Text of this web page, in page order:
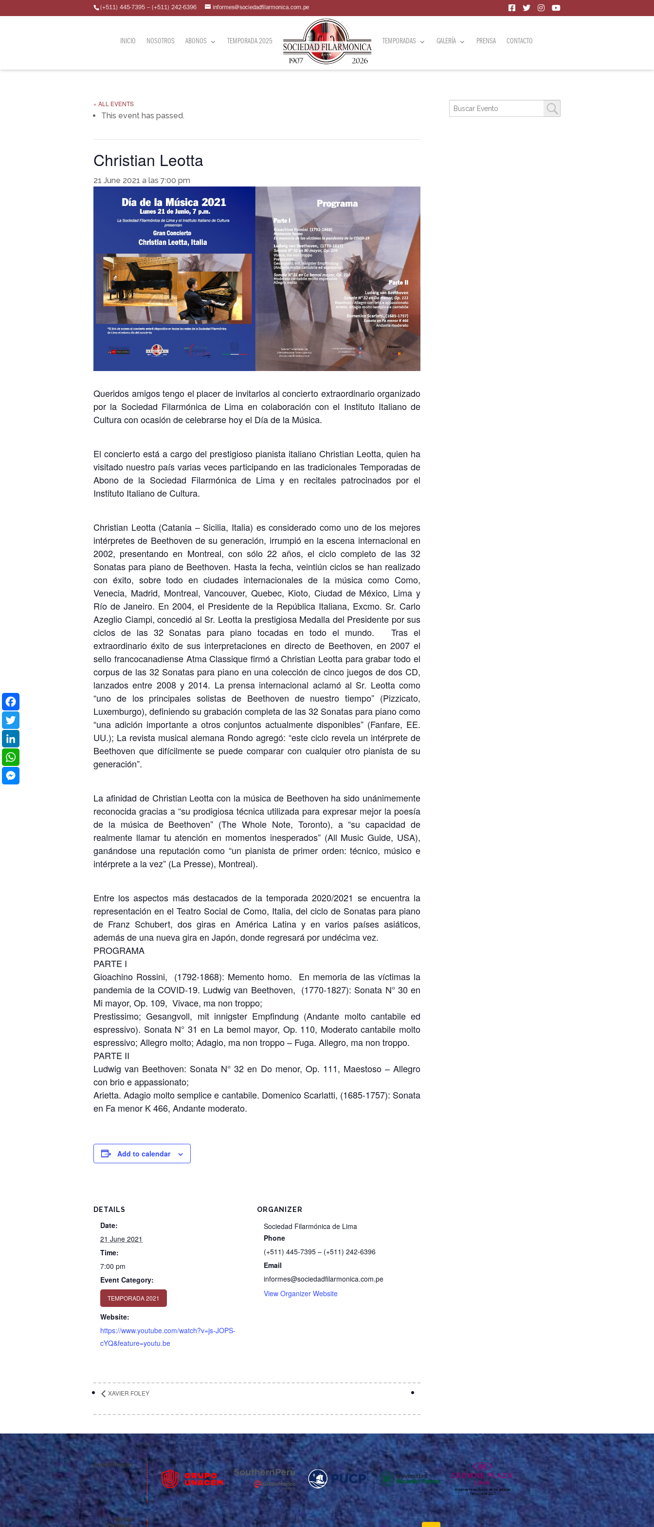
(+511) 445-7395 – (+511) 242-6396 informes@sociedadfilarmonica.com.pe
INICIO NOSOTROS ABONOS TEMPORADA 2025 TEMPORADAS GALERÍA PRENSA CONTACTO
« ALL EVENTS
This event has passed.
Christian Leotta
21 June 2021 a las 7:00 pm
Queridos amigos tengo el placer de invitarlos al concierto extraordinario organizado
por la Sociedad Filarmónica de Lima en colaboración con el Instituto Italiano de
Cultura con ocasión de celebrarse hoy el Día de la Música.
El concierto está a cargo del prestigioso pianista italiano Christian Leotta, quien ha
visitado nuestro país varias veces participando en las tradicionales Temporadas de
Abono de la Sociedad Filarmónica de Lima y en recitales patrocinados por el
Instituto Italiano de Cultura.
Christian Leotta (Catania – Sicilia, Italia) es considerado como uno de los mejores
intérpretes de Beethoven de su generación, irrumpió en la escena internacional en
2002, presentando en Montreal, con sólo 22 años, el ciclo completo de las 32
Sonatas para piano de Beethoven. Hasta la fecha, veintiún ciclos se han realizado
con éxito, sobre todo en ciudades internacionales de la música como Como,
Venecia, Madrid, Montreal, Vancouver, Quebec, Kioto, Ciudad de México, Lima y
Río de Janeiro. En 2004, el Presidente de la República Italiana, Excmo. Sr. Carlo
Azeglio Ciampi, concedió al Sr. Leotta la prestigiosa Medalla del Presidente por sus
ciclos de las 32 Sonatas para piano tocadas en todo el mundo. Tras el
extraordinario éxito de sus interpretaciones en directo de Beethoven, en 2007 el
sello francocanadiense Atma Classique firmó a Christian Leotta para grabar todo el
corpus de las 32 Sonatas para piano en una colección de cinco juegos de dos CD,
lanzados entre 2008 y 2014. La prensa internacional aclamó al Sr. Leotta como
“uno de los principales solistas de Beethoven de nuestro tiempo” (Pizzicato,
Luxemburgo), definiendo su grabación completa de las 32 Sonatas para piano como
“una adición importante a otros conjuntos actualmente disponibles” (Fanfare, EE.
UU.); La revista musical alemana Rondo agregó: “este ciclo revela un intérprete de
Beethoven que difícilmente se puede comparar con cualquier otro pianista de su
generación”.
La afinidad de Christian Leotta con la música de Beethoven ha sido unánimemente
reconocida gracias a “su prodigiosa técnica utilizada para expresar mejor la poesía
de la música de Beethoven” (The Whole Note, Toronto), a “su capacidad de
realmente llamar tu atención en momentos inesperados” (All Music Guide, USA),
ganándose una reputación como “un pianista de primer orden: técnico, músico e
intérprete a la vez” (La Presse), Montreal).
Entre los aspectos más destacados de la temporada 2020/2021 se encuentra la
representación en el Teatro Social de Como, Italia, del ciclo de Sonatas para piano
de Franz Schubert, dos giras en América Latina y en varios países asiáticos,
además de una nueva gira en Japón, donde regresará por undécima vez.
PROGRAMA
PARTE I
Gioachino Rossini, (1792-1868): Memento homo. En memoria de las víctimas la
pandemia de la COVID-19. Ludwig van Beethoven, (1770-1827): Sonata N° 30 en
Mi mayor, Op. 109, Vivace, ma non troppo;
Prestissimo; Gesangvoll, mit innigster Empfindung (Andante molto cantabile ed
espressivo). Sonata N° 31 en La bemol mayor, Op. 110, Moderato cantabile molto
espressivo; Allegro molto; Adagio, ma non troppo – Fuga. Allegro, ma non troppo.
PARTE II
Ludwig van Beethoven: Sonata N° 32 en Do menor, Op. 111, Maestoso – Allegro
con brio e appassionato;
Arietta. Adagio molto semplice e cantabile. Domenico Scarlatti, (1685-1757): Sonata
en Fa menor K 466, Andante moderato.
Add to calendar
DETAILS
Date:
21 June 2021
Time:
7:00 pm
Event Category:
TEMPORADA 2021
Website:
https://www.youtube.com/watch?v=js-JOPS-
cYQ&feature=youtu.be
ORGANIZER
Sociedad Filarmónica de Lima
Phone
(+511) 445-7395 – (+511) 242-6396
Email
informes@sociedadfilarmonica.com.pe
View Organizer Website
XAVIER FOLEY
Auspiciadores:
Media
Partners:
Facebook
Twitter
LinkedIn
WhatsApp